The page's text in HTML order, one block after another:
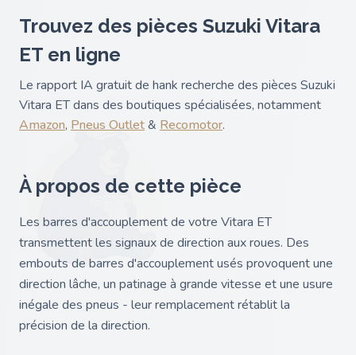
Trouvez des pièces Suzuki Vitara
ET en ligne
Le rapport IA gratuit de hank recherche des pièces Suzuki
Vitara ET dans des boutiques spécialisées, notamment
Amazon, Pneus Outlet& Recomotor.
À propos de cette pièce
Les barres d'accouplement de votre Vitara ET
transmettent les signaux de direction aux roues. Des
embouts de barres d'accouplement usés provoquent une
direction lâche, un patinage à grande vitesse et une usure
inégale des pneus - leur remplacement rétablit la
précision de la direction.